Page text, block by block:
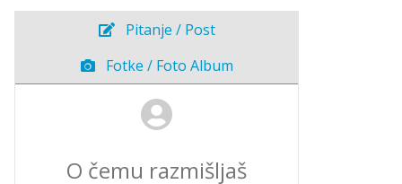
Pitanje / Post
Fotke / Foto Album